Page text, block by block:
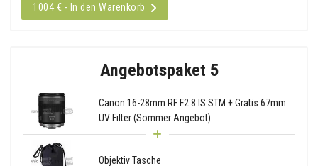
1004 € - In den Warenkorb
Angebotspaket 5
Canon 16-28mm RF F2.8 IS STM + Gratis 67mm
UV Filter (Sommer Angebot)
Objektiv Tasche